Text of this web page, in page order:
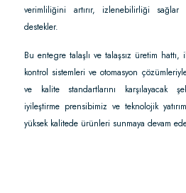
verimliliğini artırır, izlenebilirliği
destekler.
Bu entegre talaşlı ve talaşsız üretim
kontrol sistemleri ve otomasyon
ve kalite standartlarını karşılayacak
iyileştirme prensibimiz ve teknolojik
yüksek kalitede ürünleri sunmaya devam